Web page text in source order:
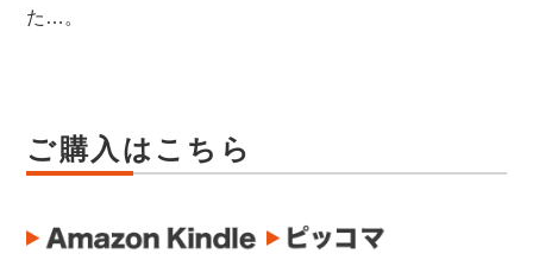
た…。
ご購入はこちら